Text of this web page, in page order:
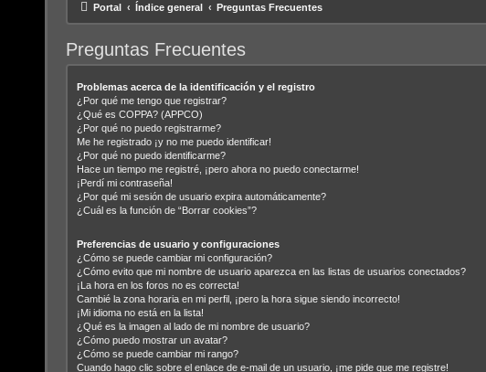
Portal Índice general Preguntas Frecuentes
Preguntas Frecuentes
Problemas acerca de la identificación y el registro
¿Por qué me tengo que registrar?
¿Qué es COPPA? (APPCO)
¿Por qué no puedo registrarme?
Me he registrado ¡y no me puedo identificar!
¿Por qué no puedo identificarme?
Hace un tiempo me registré, ¡pero ahora no puedo conectarme!
¡Perdí mi contraseña!
¿Por qué mi sesión de usuario expira automáticamente?
¿Cuál es la función de “Borrar cookies”?
Preferencias de usuario y configuraciones
¿Cómo se puede cambiar mi configuración?
¿Cómo evito que mi nombre de usuario aparezca en las listas de usuarios conectados?
¡La hora en los foros no es correcta!
Cambié la zona horaria en mi perfil, ¡pero la hora sigue siendo incorrecto!
¡Mi idioma no está en la lista!
¿Qué es la imagen al lado de mi nombre de usuario?
¿Cómo puedo mostrar un avatar?
¿Cómo se puede cambiar mi rango?
Cuando hago clic sobre el enlace de e-mail de un usuario, ¡me pide que me registre!